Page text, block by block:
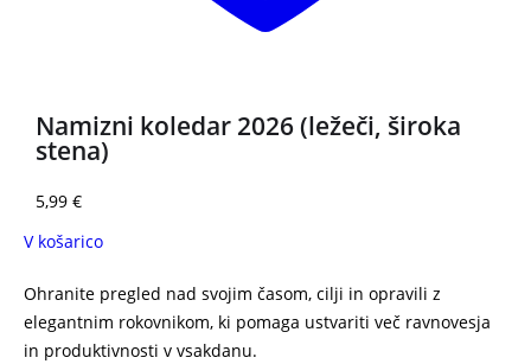
Namizni koledar 2026 (ležeči, široka
stena)
5,99 €
V košarico
Ohranite pregled nad svojim časom, cilji in opravili z
elegantnim rokovnikom, ki pomaga ustvariti več ravnovesja
in produktivnosti v vsakdanu.